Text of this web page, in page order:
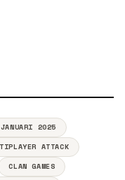
JANUARI 2025
ATTACK
CLAN GAMES